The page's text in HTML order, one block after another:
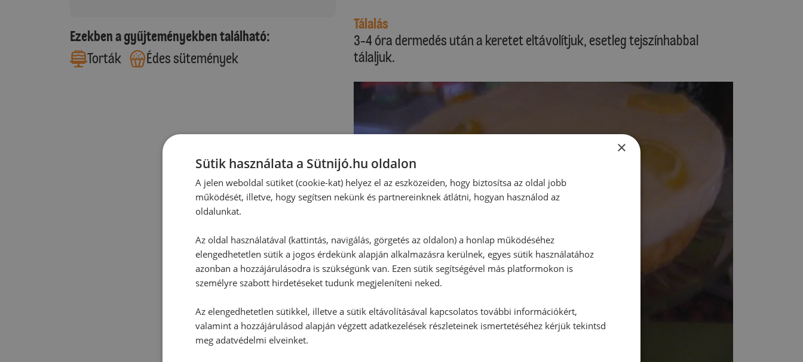
Ezekben a gyűjteményekben található:
Torták
Édes sütemények
Tálalás
3-4 óra dermedés után a keretet eltávolítjuk, esetleg tejszínhabbal
tálaljuk.
×
Sütik használata a Sütnijó.hu oldalon
A jelen weboldal sütiket (cookie-kat) helyez el az eszközeiden, hogy biztosítsa az oldal jobb
működését, illetve, hogy segítsen nekünk és partnereinknek átlátni, hogyan használod az
oldalunkat.
Az oldal használatával (kattintás, navigálás, görgetés az oldalon) a honlap működéséhez
elengedhetetlen sütik a jogos érdekünk alapján alkalmazásra kerülnek, egyes sütik használatához
azonban a hozzájárulásodra is szükségünk van. Ezen sütik segítségével más platformokon is
személyre szabott hirdetéseket tudunk megjeleníteni neked.
Az elengedhetetlen sütikkel, illetve a sütik eltávolításával kapcsolatos további információkért,
valamint a hozzájárulásod alapján végzett adatkezelések részleteinek ismertetéséhez kérjük tekintsd
meg adatvédelmi elveinket.